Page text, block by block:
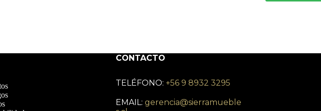
CONTACTO
TELÉFONO: +56 9 8932 3295
EMAIL: gerencia@sierramueble